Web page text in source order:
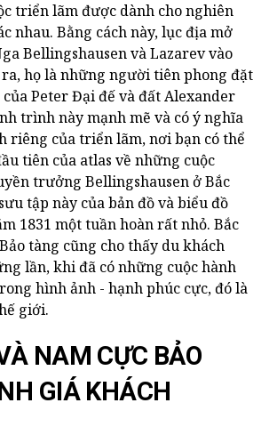
triển lãm được dành cho nghiên
nhau. Bằng cách này, lục địa mở
Bellingshausen và Lazarev vào
ra, họ là những người tiên phong đặt
của Peter Đại đế và đất Alexander
trình này mạnh mẽ và có ý nghĩa
riêng của triển lãm, nơi bạn có thể
tiên của atlas về những cuộc
trưởng Bellingshausen ở Bắc
tập này của bản đồ và biểu đồ
1831 một tuần hoàn rất nhỏ. Bắc
tàng cũng cho thấy du khách
lần, khi đã có những cuộc hành
hình ảnh - hạnh phúc cực, đó là
giới.
NAM CỰC BẢO
GIÁ KHÁCH